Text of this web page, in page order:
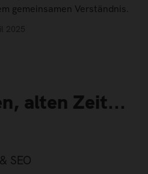
gemeinsamen Verständnis.
alten Zeit...
SEO